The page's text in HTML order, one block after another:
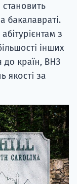
бакалавраті.
абітурієнтам з
інших
до країн, ВНЗ
якості за